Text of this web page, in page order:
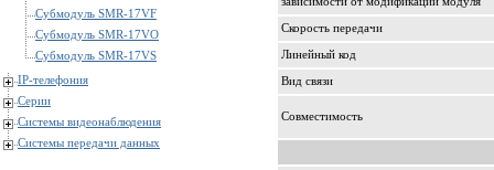
Субмодуль SMR-17VF
Субмодуль SMR-17VO
Субмодуль SMR-17VS
IP-телефония
Серии
Системы видеонаблюдения
Системы передачи данных
Скорость передачи
Линейный код
Вид связи
Совместимость